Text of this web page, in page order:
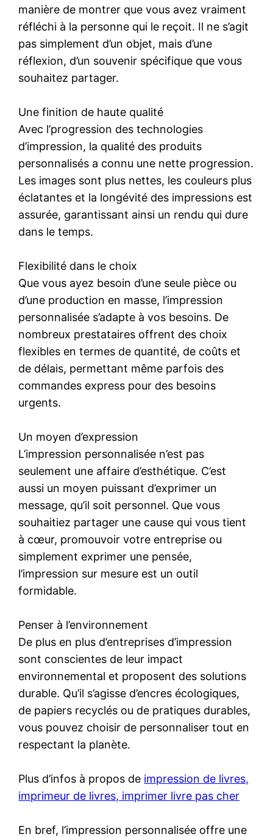
manière de montrer que vous avez vraiment
réfléchi à la personne qui le reçoit. Il ne s’agit
pas simplement d’un objet, mais d’une
réflexion, d’un souvenir spécifique que vous
souhaitez partager.
Une finition de haute qualité
Avec l’progression des technologies
d’impression, la qualité des produits
personnalisés a connu une nette progression.
Les images sont plus nettes, les couleurs plus
éclatantes et la longévité des impressions est
assurée, garantissant ainsi un rendu qui dure
dans le temps.
Flexibilité dans le choix
Que vous ayez besoin d’une seule pièce ou
d’une production en masse, l’impression
personnalisée s’adapte à vos besoins. De
nombreux prestataires offrent des choix
flexibles en termes de quantité, de coûts et
de délais, permettant même parfois des
commandes express pour des besoins
urgents.
Un moyen d’expression
L’impression personnalisée n’est pas
seulement une affaire d’esthétique. C’est
aussi un moyen puissant d’exprimer un
message, qu’il soit personnel. Que vous
souhaitiez partager une cause qui vous tient
à cœur, promouvoir votre entreprise ou
simplement exprimer une pensée,
l’impression sur mesure est un outil
formidable.
Penser à l’environnement
De plus en plus d’entreprises d’impression
sont conscientes de leur impact
environnemental et proposent des solutions
durable. Qu’il s’agisse d’encres écologiques,
de papiers recyclés ou de pratiques durables,
vous pouvez choisir de personnaliser tout en
respectant la planète.
Plus d’infos à propos de impression de livres,
imprimeur de livres, imprimer livre pas cher
En bref, l’impression personnalisée offre une